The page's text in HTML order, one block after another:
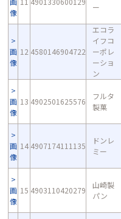
像
ー
画
像
12 4580146904722
エコラ
イフコ
ーポレ
ーショ
ン
画
像
13 4902501625576
フルタ
製菓
画
像
14 4907174111135
ドンレ
ミー
画
像
15 4903110420279
山崎製
パン